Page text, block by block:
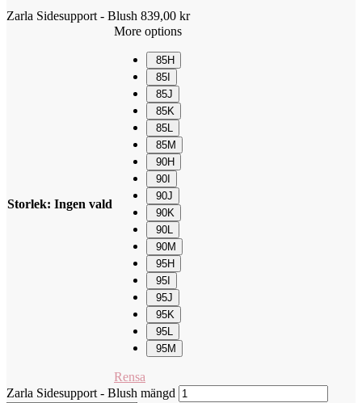
Zarla Sidesupport - Blush 839,00 kr
Storlek: Ingen vald
More options
85H
85I
85J
85K
85L
85M
90H
90I
90J
90K
90L
90M
95H
95I
95J
95K
95L
95M
Rensa
Zarla Sidesupport - Blush mängd